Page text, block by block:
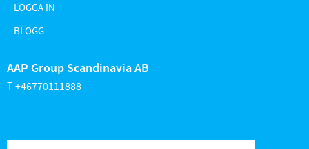
LOGGA IN
BLOGG
AAP Group Scandinavia AB
T +46770111888